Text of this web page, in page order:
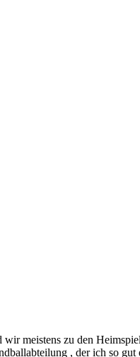
meistens zu den
, der ich so